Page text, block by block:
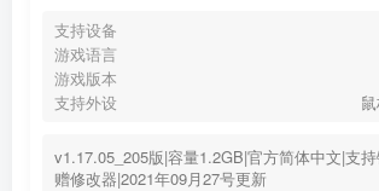
支持设备
游戏语言
游戏版本
支持外设
v1.17.05_205版|容量1.2GB|官方简体中文|支
赠修改器|2021年09月27号更新